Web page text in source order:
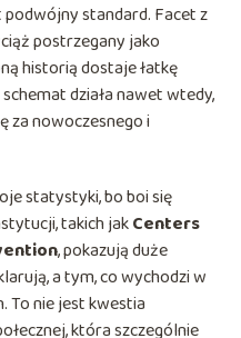
standard. Facet z
postrzegany jako
historią dostaje łatkę
schemat działa nawet wtedy,
za nowoczesnego i
statystyki, bo boi się
takich jakCenters
, pokazują duże
a tym, co wychodzi w
To nie jest kwestia
która szczególnie